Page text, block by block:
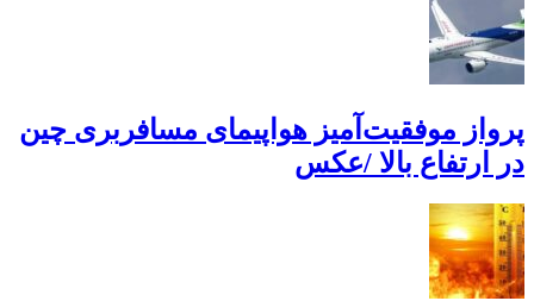
پرواز موفقیت‌آمیز هواپیمای مسافربری چین
در ارتفاع بالا /عکس